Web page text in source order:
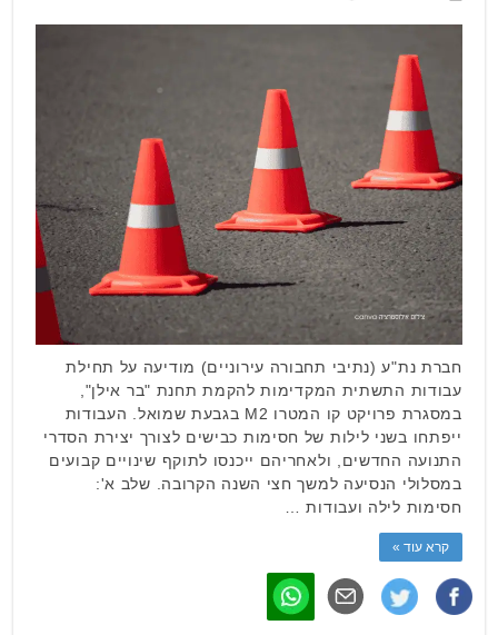
חברת נת"ע (נתיבי תחבורה עירוניים) מודיעה על תחילת
עבודות התשתית המקדימות להקמת תחנת "בר אילן",
במסגרת פרויקט קו המטרו M2 בגבעת שמואל. העבודות
ייפתחו בשני לילות של חסימות כבישים לצורך יצירת הסדרי
התנועה החדשים, ולאחריהם ייכנסו לתוקף שינויים קבועים
במסלולי הנסיעה למשך חצי השנה הקרובה. שלב א':
חסימות לילה ועבודות …
קרא עוד »